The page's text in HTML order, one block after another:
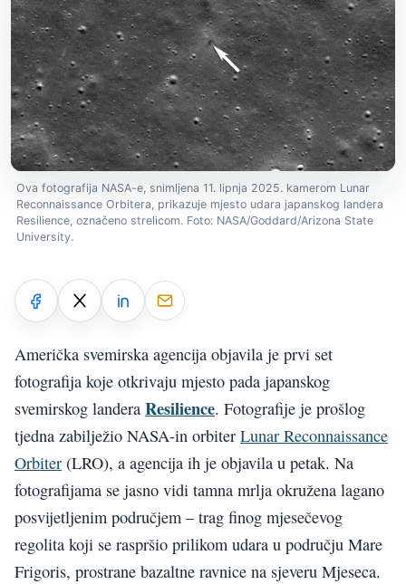
Ova fotografija NASA-e, snimljena 11. lipnja 2025. kamerom Lunar
Reconnaissance Orbitera, prikazuje mjesto udara japanskog landera
Resilience, označeno strelicom. Foto: NASA/Goddard/Arizona State
University.
Američka svemirska agencija objavila je prvi set
fotografija koje otkrivaju mjesto pada japanskog
svemirskog landera Resilience. Fotografije je prošlog
tjedna zabilježio NASA-in orbiter Lunar Reconnaissance
Orbiter (LRO), a agencija ih je objavila u petak. Na
fotografijama se jasno vidi tamna mrlja okružena lagano
posvijetljenim područjem – trag finog mjesečevog
regolita koji se raspršio prilikom udara u području Mare
Frigoris, prostrane bazaltne ravnice na sjeveru Mjeseca.